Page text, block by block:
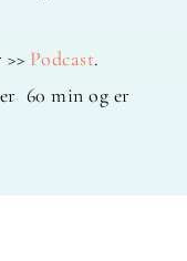
Podcast.
60 min og er